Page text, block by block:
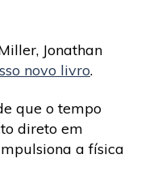
Jonathan
novo livro.
que o tempo
direto em
a física